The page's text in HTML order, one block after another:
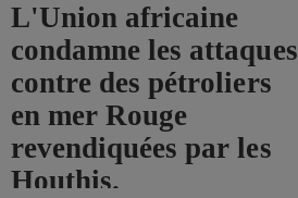
L'Union africaine
condamne les attaques
contre des pétroliers
en mer Rouge
revendiquées par les
Houthis.